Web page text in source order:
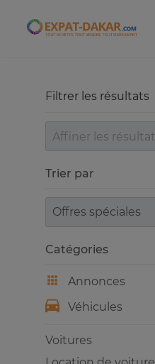
Expat-Dakar
Filtrer les résultats
Trier par
Trier par
Catégories
Annonces
Véhicules
Voitures